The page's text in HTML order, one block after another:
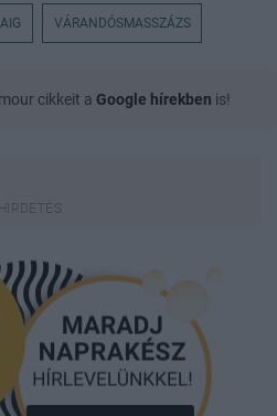
VÁRANDÓSMASSZÁZS
cikkeit a Google hírekben is!